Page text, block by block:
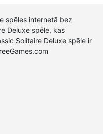
spēles internetā bez
Deluxe spēle, kas
Solitaire Deluxe spēle ir